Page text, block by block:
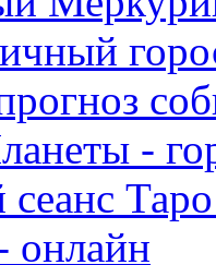
-
онлайн